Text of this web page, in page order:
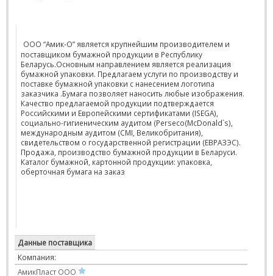
ООО “Амик-О” является крупнейшим производителем и
поставщиком бумажной продукции в Республику
Беларусь.Основным направлением является реализация
бумажной упаковки. Предлагаем услуги по производству и
поставке бумажной упаковки с нанесением логотипа
заказчика .Бумага позволяет наносить любые изображения.
Качество предлагаемой продукции подтверждается
Российскими и Европейскими сертификатами (ISEGA),
социально-гигиеническим аудитом (Perseco(McDonald`s),
международным аудитом (CMI, Великобритания),
свидетельством о государственной регистрации (ЕВРАЗЭС).
Продажа, производство бумажной продукции в Беларуси.
Каталог бумажной, картонной продукции: упаковка,
оберточная бумага на заказ
Данные поставщика
Компания:
АмикПласт ООО